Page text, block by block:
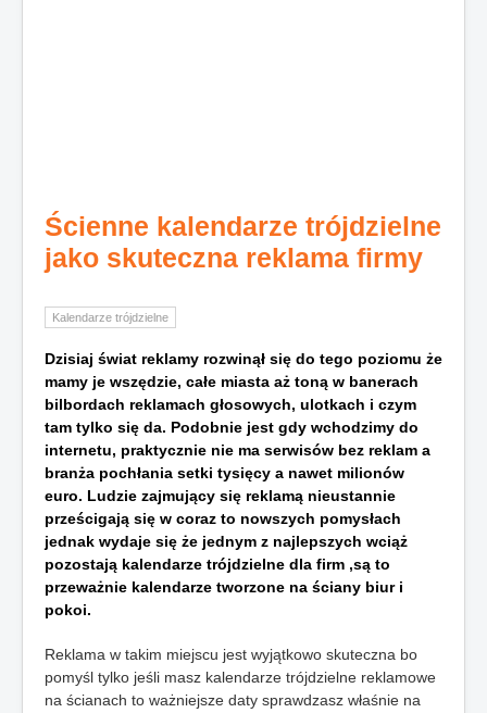
Ścienne kalendarze trójdzielne
jako skuteczna reklama firmy
Kalendarze trójdzielne
Dzisiaj świat reklamy rozwinął się do tego poziomu że
mamy je wszędzie, całe miasta aż toną w banerach
bilbordach reklamach głosowych, ulotkach i czym
tam tylko się da. Podobnie jest gdy wchodzimy do
internetu, praktycznie nie ma serwisów bez reklam a
branża pochłania setki tysięcy a nawet milionów
euro. Ludzie zajmujący się reklamą nieustannie
prześcigają się w coraz to nowszych pomysłach
jednak wydaje się że jednym z najlepszych wciąż
pozostają kalendarze trójdzielne dla firm ,są to
przeważnie kalendarze tworzone na ściany biur i
pokoi.
Reklama w takim miejscu jest wyjątkowo skuteczna bo
pomyśl tylko jeśli masz kalendarze trójdzielne reklamowe
na ścianach to ważniejsze daty sprawdzasz właśnie na